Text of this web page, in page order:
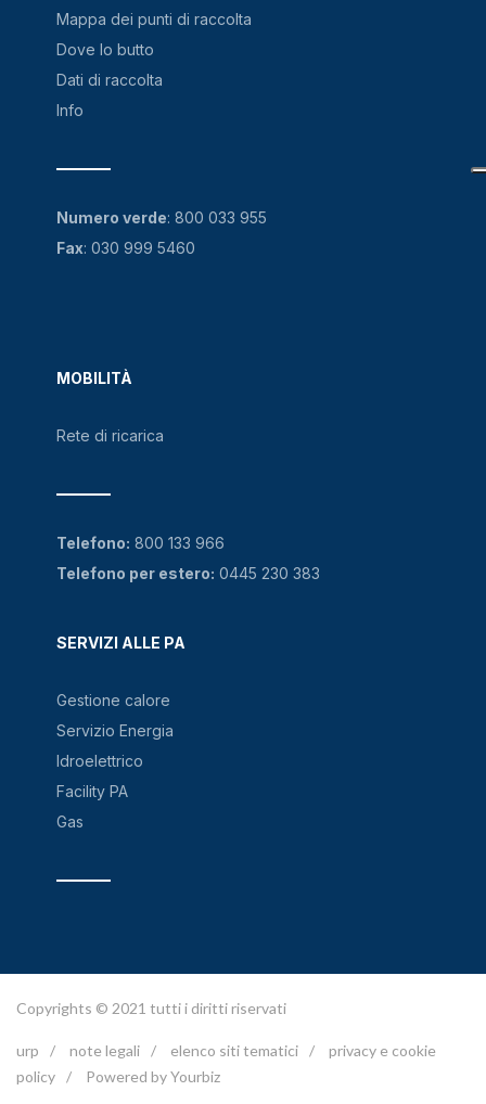
Mappa dei punti di raccolta
Dove lo butto
Dati di raccolta
Info
MOBILITÀ
Rete di ricarica
SERVIZI ALLE PA
Gestione calore
Servizio Energia
Idroelettrico
Facility PA
Gas
Numero verde: 800 033 955
Fax: 030 999 5460
Telefono: 800 133 966
Telefono per estero: 0445 230 383
Copyrights © 2021 tutti i diritti riservati
urp / note legali / elenco siti tematici /
privacy e cookie
policy / Powered by Yourbiz